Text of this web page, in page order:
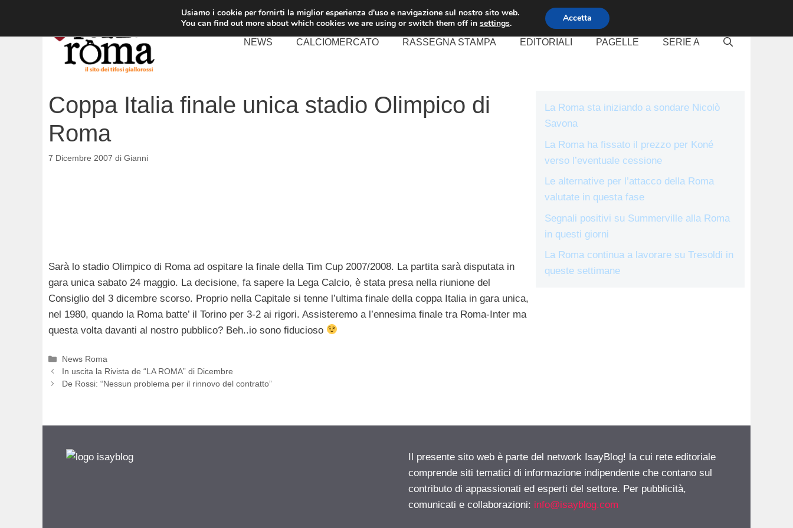
contenuto
NEWS CALCIOMERCATO RASSEGNA STAMPA EDITORIALI PAGELLE SERIE A
Coppa Italia finale unica stadio Olimpico di
Roma
7 Dicembre 2007 di Gianni
Sarà lo stadio Olimpico di Roma ad ospitare la finale della Tim Cup 2007/2008. La partita sarà disputata in
gara unica sabato 24 maggio. La decisione, fa sapere la Lega Calcio, è stata presa nella riunione del
Consiglio del 3 dicembre scorso. Proprio nella Capitale si tenne l’ultima finale della coppa Italia in gara unica,
nel 1980, quando la Roma batte’ il Torino per 3-2 ai rigori. Assisteremo a l’ennesima finale tra Roma-Inter ma
questa volta davanti al nostro pubblico? Beh..io sono fiducioso
Categorie
News Roma
In uscita la Rivista de “LA ROMA” di Dicembre
De Rossi: “Nessun problema per il rinnovo del contratto”
La Roma sta iniziando a sondare Nicolò
Savona
La Roma ha fissato il prezzo per Koné
verso l’eventuale cessione
Le alternative per l’attacco della Roma
valutate in questa fase
Segnali positivi su Summerville alla Roma
in questi giorni
La Roma continua a lavorare su Tresoldi in
queste settimane
Il presente sito web è parte del network IsayBlog! la cui rete editoriale
comprende siti tematici di informazione indipendente che contano sul
contributo di appassionati ed esperti del settore. Per pubblicità,
comunicati e collaborazioni: info@isayblog.com
Usiamo i cookie per fornirti la miglior esperienza d'uso e navigazione sul nostro sito web.
You can find out more about which cookies we are using or switch them off in settings. Accetta